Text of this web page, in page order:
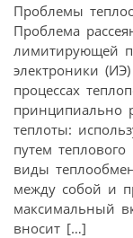
Проблемы
Проблема
лимитирующей
электроники
процессах
принципиально
теплоты:
путем
виды
между собой и
максимальный
вносит […]